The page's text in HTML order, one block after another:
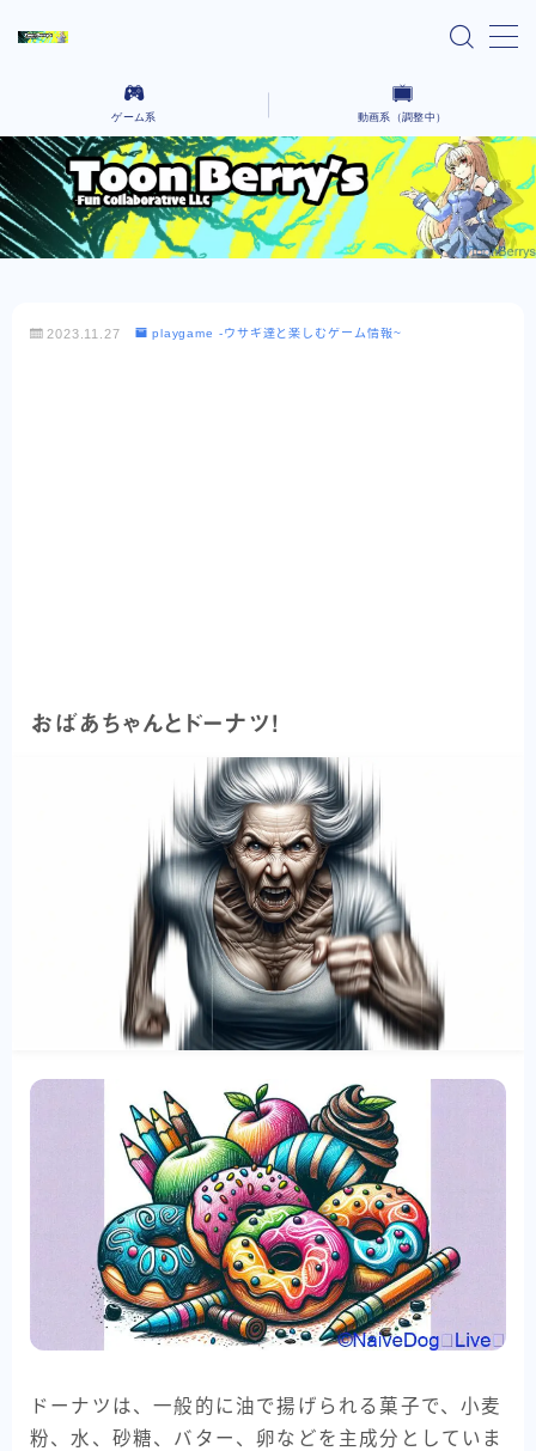
home
Ai lain spear head-気になる話題のゲーム- 気になるニュースや気になったYoutubeなどを語っていく場所です。
Black cafeーゲーム動画をコーヒーでも飲んで
コーヒーを飲みながら、さまざまなクリエイティブな作品を語るないようです。
ゲーム系 動画系（調整中）
2023.11.27 playgame -ウサギ達と楽しむゲーム情報~
おばあちゃんとドーナツ！
ドーナツは、一般的に油で揚げられる菓子で、小麦
粉、水、砂糖、バター、卵などを主成分としていま